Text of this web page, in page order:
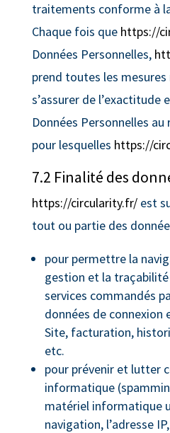
traitements conforme à
Chaque fois que https://
Données Personnelles,
prend toutes les
s’assurer de l’exactitude
Données Personnelles
pour lesquelles https://
7.2 Finalité des
https://circularity.fr/est
tout ou partie des
pour permettre la
gestion et la
services commandés
données de connexion
Site, facturation,
etc.
pour prévenir et lutter
informatique
matériel informatique
navigation, l’adresse